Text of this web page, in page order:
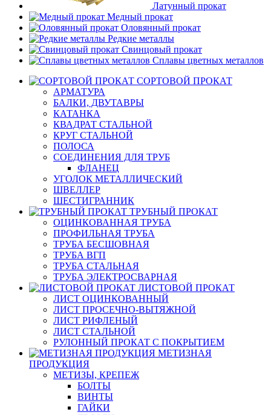
Латунный прокат
Медный прокат
Оловянный прокат
Редкие металлы
Свинцовый прокат
Сплавы цветных металлов
СОРТОВОЙ ПРОКАТ
АРМАТУРА
БАЛКИ, ДВУТАВРЫ
КАТАНКА
КВАДРАТ СТАЛЬНОЙ
КРУГ СТАЛЬНОЙ
ПОЛОСА
СОЕДИНЕНИЯ ДЛЯ ТРУБ
ФЛАНЕЦ
УГОЛОК МЕТАЛЛИЧЕСКИЙ
ШВЕЛЛЕР
ШЕСТИГРАННИК
ТРУБНЫЙ ПРОКАТ
ОЦИНКОВАННАЯ ТРУБА
ПРОФИЛЬНАЯ ТРУБА
ТРУБА БЕСШОВНАЯ
ТРУБА ВГП
ТРУБА СТАЛЬНАЯ
ТРУБА ЭЛЕКТРОСВАРНАЯ
ЛИСТОВОЙ ПРОКАТ
ЛИСТ ОЦИНКОВАННЫЙ
ЛИСТ ПРОСЕЧНО-ВЫТЯЖНОЙ
ЛИСТ РИФЛЕНЫЙ
ЛИСТ СТАЛЬНОЙ
РУЛОННЫЙ ПРОКАТ С ПОКРЫТИЕМ
МЕТИЗНАЯ
ПРОДУКЦИЯ
МЕТИЗЫ, КРЕПЕЖ
БОЛТЫ
ВИНТЫ
ГАЙКИ